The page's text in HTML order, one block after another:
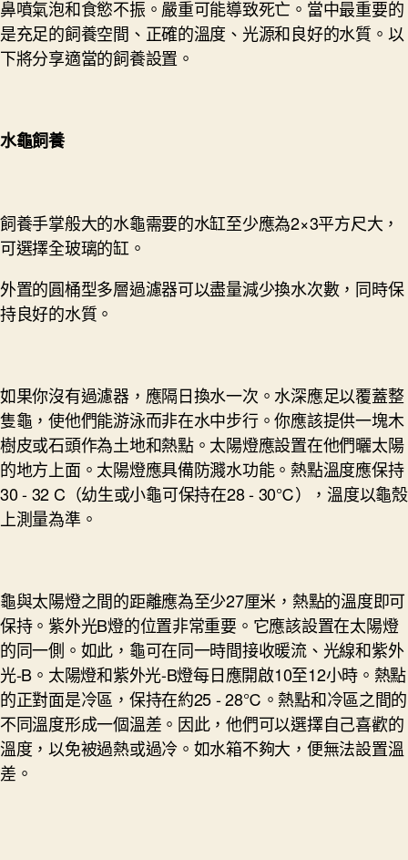
鼻噴氣泡和食慾不振。嚴重可能導致死亡。當中最重要的
是充足的飼養空間、正確的溫度、光源和良好的水質。以
下將分享​適當的飼養設置。
水龜飼養
飼養手掌般大的水龜需要的水缸至少應為2×3平方尺大，
可選擇全玻璃的缸。
外置的圓桶型多層過濾器可以盡量減少換水次數，同時保
持良好的水質。
如果你沒有過濾器，應隔日換水一次。水深應足以覆蓋整
隻龜，使他們能游泳而非在水中步行。你應該提供一塊木
樹皮或石頭作為土地和熱點。太陽燈應設置在他們曬太陽
的地方上面。太陽燈應具備防濺水功能。熱點溫度應保持
30 - 32 C（幼生或小龜可保持在28 - 30℃），溫度以龜殼
上測量為準。
龜與太陽燈之間的距離應為至少27厘米，熱點的溫度即可
保持。紫外光B燈的位置非常重要。它應該設置在太陽燈
的同一側。如此，龜可在同一時間接收暖流、光線和紫外
光-B。太陽燈和紫外光-B燈每日應開啟10至12小時。熱點
的正對面是冷區，保持在約25 - 28℃。熱點和冷區之間的
不同溫度形成一個溫差。因此，他們可以選擇自己喜歡的
溫度，以免被過熱或過冷。如水箱不夠大，便無法設置溫
差。